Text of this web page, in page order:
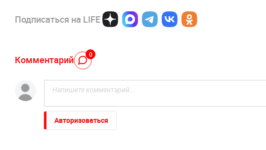
Подписаться на LIFE
Комментарий 0
Авторизоваться